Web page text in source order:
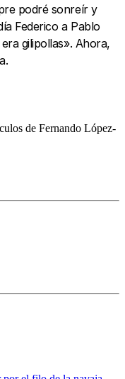
podré sonreír y
Federico a Pablo
gilipollas». Ahora,
de Fernando López-